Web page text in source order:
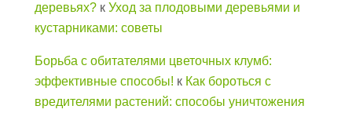
деревьях? к Уход за плодовыми деревьями и
кустарниками: советы
Борьба с обитателями цветочных клумб:
эффективные способы! к Как бороться с
вредителями растений: способы уничтожения